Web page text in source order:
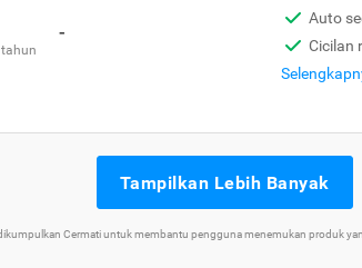
-
Auto
Cicilan
Tampilkan Lebih Banyak
Cermati untuk membantu pengguna menemukan produk